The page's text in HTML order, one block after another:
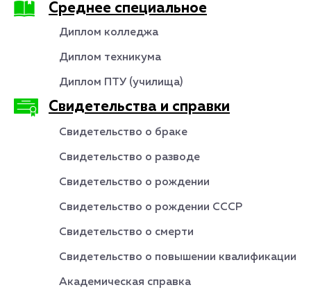
Среднее специальное
Диплом колледжа
Диплом техникума
Диплом ПТУ (училища)
Свидетельства и справки
Свидетельство о браке
Свидетельство о разводе
Свидетельство о рождении
Свидетельство о рождении СССР
Свидетельство о смерти
Свидетельство о повышении квалификации
Академическая справка